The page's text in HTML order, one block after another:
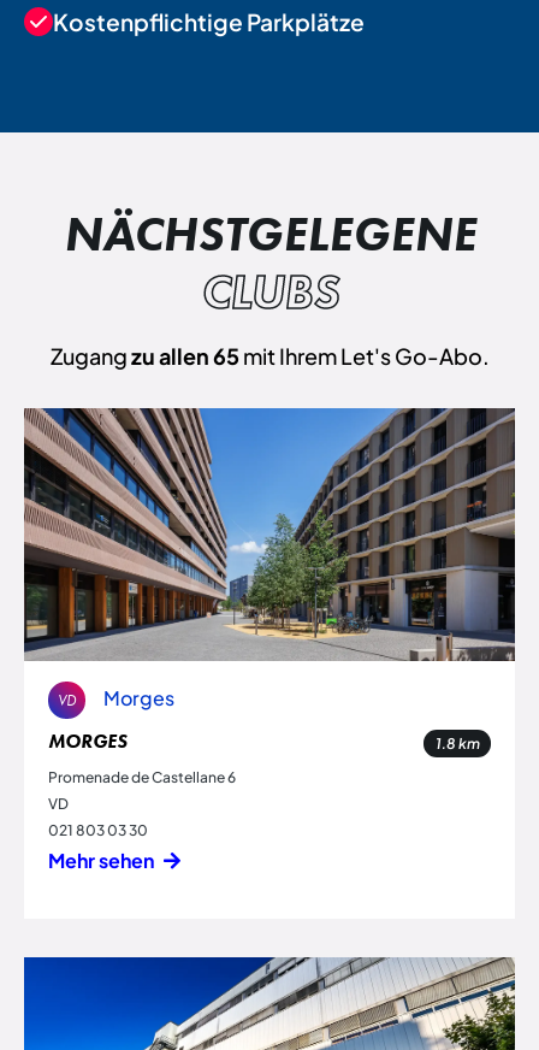
Kostenpflichtige Parkplätze
NÄCHSTGELEGENE
CLUBS
Zugangzu allen 65mit Ihrem Let's Go-Abo.
VD Morges
MORGES 1.8 km
Promenade de Castellane 6
VD
021 803 03 30
Mehr sehen